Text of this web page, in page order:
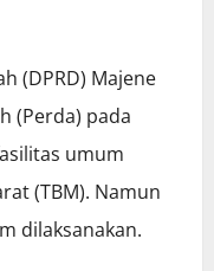
(DPRD) Majene
(Perda) pada
umum
(TBM). Namun
dilaksanakan.